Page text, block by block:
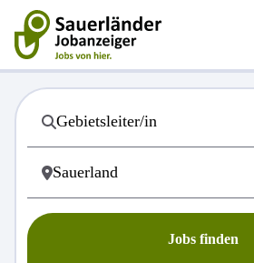
Jobs finden